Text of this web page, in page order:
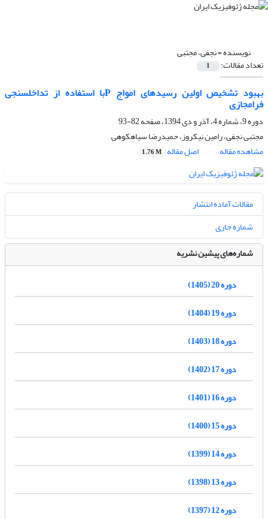
نویسنده =نجفی، مجتبی
تعداد مقالات: 1
بهبود تشخیص اولین رسیدهای امواج Pبا استفاده از تداخل­سنجی
فرامجازی
دوره 9، شماره 4، آذر و دی 1394، صفحه
82-93
مجتبی نجفی، رامین نیکروز، حمیدرضا سیاهکوهی
مشاهده مقاله
اصل مقاله 1.76 M
مقالات آماده انتشار
شماره جاری
شماره‌های پیشین نشریه
دوره 20 (1405)
دوره 19 (1404)
دوره 18 (1403)
دوره 17 (1402)
دوره 16 (1401)
دوره 15 (1400)
دوره 14 (1399)
دوره 13 (1398)
دوره 12 (1397)